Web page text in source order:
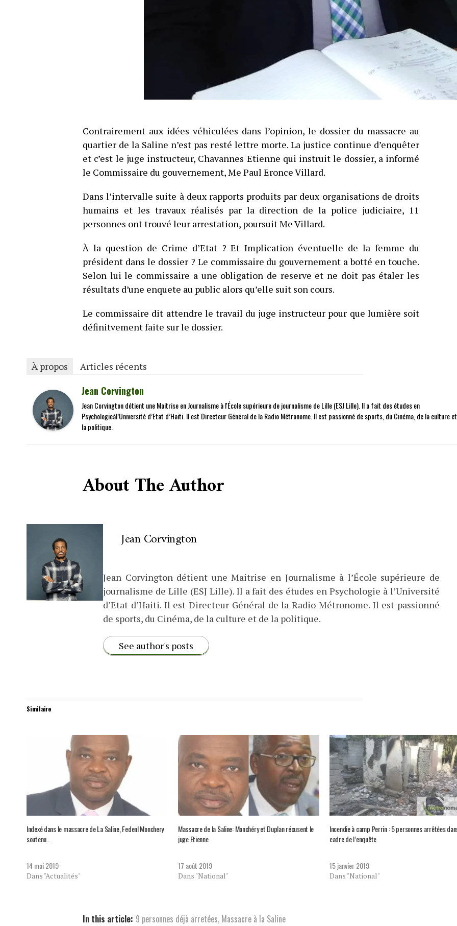
Contrairement aux idées véhiculées dans l’opinion, le dossier du massacre au
quartier de la Saline n’est pas resté lettre morte. La justice continue d’enquêter
et c’est le juge instructeur, Chavannes Etienne qui instruit le dossier, a informé
le Commissaire du gouvernement, Me Paul Eronce Villard.
Dans l’intervalle suite à deux rapports produits par deux organisations de droits
humains et les travaux réalisés par la direction de la police judiciaire, 11
personnes ont trouvé leur arrestation, poursuit Me Villard.
À la question de Crime d’Etat ? Et Implication éventuelle de la femme du
président dans le dossier ? Le commissaire du gouvernement a botté en touche.
Selon lui le commissaire a une obligation de reserve et ne doit pas étaler les
résultats d’une enquete au public alors qu’elle suit son cours.
Le commissaire dit attendre le travail du juge instructeur pour que lumière soit
définitvement faite sur le dossier.
À propos Articles récents
Jean Corvington
Jean Corvington détient une Maitrise en Journalisme à l'École supérieure de journalisme de Lille (ESJ Lille). Il a fait des études en
Psychologieàl’Université d’Etat d’Haiti. Il est Directeur Général de la Radio Métronome. Il est passionné de sports, du Cinéma, de la culture
la politique.
About The Author
Jean Corvington
Jean Corvington détient une Maitrise en Journalisme à l’École supérieure de
journalisme de Lille (ESJ Lille). Il a fait des études en Psychologie à l’Université
d’Etat d’Haiti. Il est Directeur Général de la Radio Métronome. Il est passionné
de sports, du Cinéma, de la culture et de la politique.
See author's posts
Similaire
Indexé dans le massacre de La Saline, Fedenl Monchery
soutenu…
14 mai 2019
Dans "Actualités"
Massacre de la Saline: Monchéry et Duplan récusent le
juge Etienne
17 août 2019
Dans "National"
Incendie à camp Perrin : 5 personnes arrêtées
cadre de l’enquête
15 janvier 2019
Dans "National"
In this article: 9 personnes déjà arretées, Massacre à la Saline